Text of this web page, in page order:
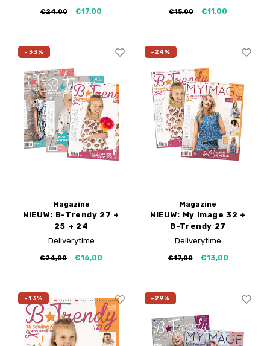
€24,00 €17,00 €15,00 €11,00
-33%
Magazine
NIEUW: B-Trendy 27 +
25 + 24
Deliverytime
€24,00 €16,00
-24%
Magazine
NIEUW: My Image 32 +
B-Trendy 27
Deliverytime
€17,00 €13,00
-13% -29%